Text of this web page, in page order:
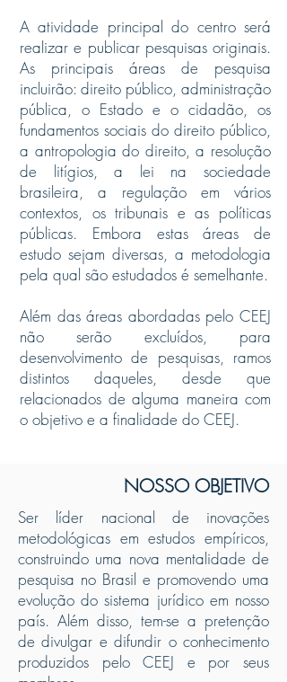
A atividade principal do centro será
realizar e publicar pesquisas originais.
As principais áreas de pesquisa
incluirão: direito público, administração
pública, o Estado e o cidadão, os
fundamentos sociais do direito público,
a antropologia do direito, a resolução
de litígios, a lei na sociedade
brasileira, a regulação em vários
contextos, os tribunais e as políticas
públicas. Embora estas áreas de
estudo sejam diversas, a metodologia
pela qual são estudados é semelhante.
Além das áreas abordadas pelo CEEJ
não serão excluídos, para
desenvolvimento de pesquisas, ramos
distintos daqueles, desde que
relacionados de alguma maneira com
o objetivo e a finalidade do CEEJ.
NOSSO OBJETIVO
Ser líder nacional de inovações
metodológicas em estudos empíricos,
construindo uma nova mentalidade de
pesquisa no Brasil e promovendo uma
evolução do sistema jurídico em nosso
país. Além disso, tem-se a pretenção
de divulgar e difundir o conhecimento
produzidos pelo CEEJ e por seus